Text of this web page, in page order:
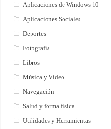
Aplicaciones de Windows 10
Aplicaciones Sociales
Deportes
Fotografía
Libros
Música y Vídeo
Navegación
Salud y forma fisica
Utilidades y Herramientas